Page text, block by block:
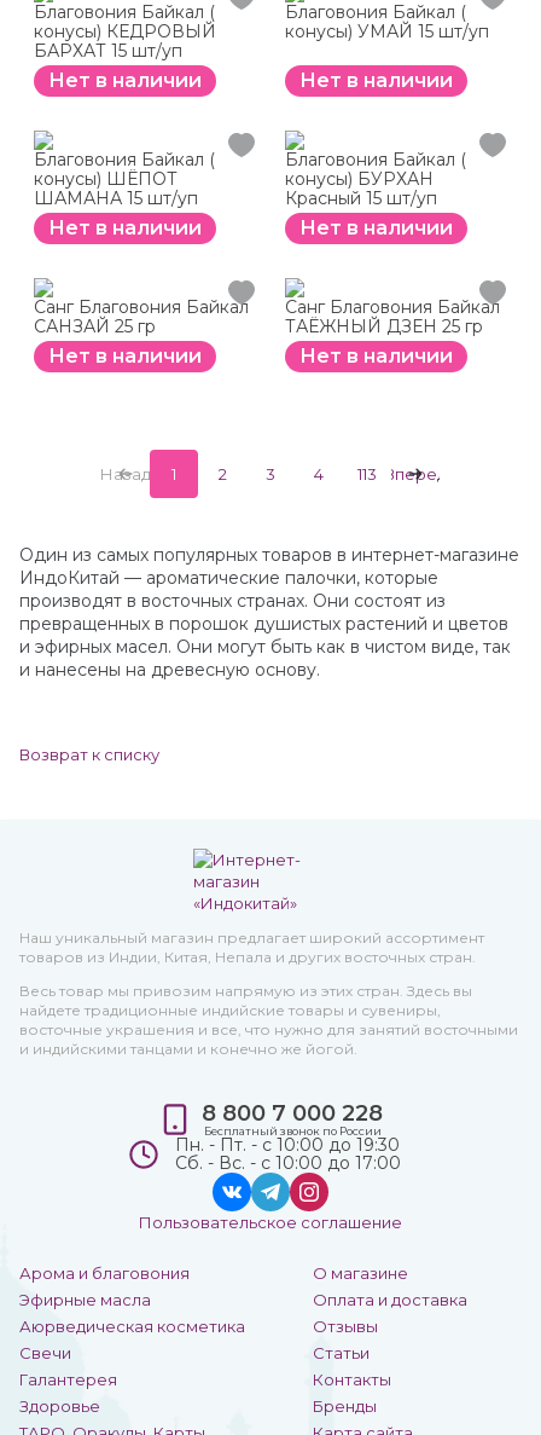
Благовония Байкал (
конусы) КЕДРОВЫЙ
БАРХАТ 15 шт/уп
Нет в наличии
Благовония Байкал (
конусы) УМАЙ 15 шт/уп
Нет в наличии
Благовония Байкал (
конусы) ШЁПОТ
ШАМАНА 15 шт/уп
Нет в наличии
Благовония Байкал (
конусы) БУРХАН
Красный 15 шт/уп
Нет в наличии
Санг Благовония Байкал
САНЗАЙ 25 гр
Нет в наличии
Санг Благовония Байкал
ТАЁЖНЫЙ ДЗЕН 25 гр
Нет в наличии
Назад 1 2 3 4 113 Вперед
Один из самых популярных товаров в интернет-магазине
ИндоКитай — ароматические палочки, которые
производят в восточных странах. Они состоят из
превращенных в порошок душистых растений и цветов
и эфирных масел. Они могут быть как в чистом виде, так
и нанесены на древесную основу.
Возврат к списку
Наш уникальный магазин предлагает широкий ассортимент
товаров из Индии, Китая, Непала и других восточных стран.
Весь товар мы привозим напрямую из этих стран. Здесь вы
найдете традиционные индийские товары и сувениры,
восточные украшения и все, что нужно для занятий восточными
и индийскими танцами и конечно же йогой.
Арома и благовония
Эфирные масла
Аюрведическая косметика
Свечи
Галантерея
Здоровье
О магазине
Оплата и доставка
Отзывы
Статьи
Контакты
Бренды
8 800 7 000 228
Бесплатный звонок по России
Пн. - Пт. - с 10:00 до 19:30
Сб. - Вс. - с 10:00 до 17:00
Пользовательское соглашение